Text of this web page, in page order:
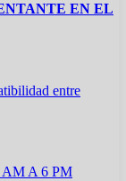
EN EL
entre
AM A 6 PM